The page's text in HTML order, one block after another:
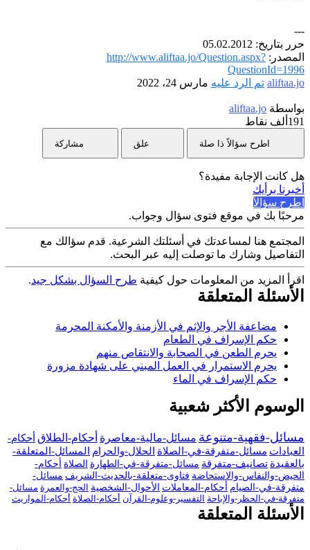
---
حرر بتاريخ: 05.02.2012
المصدر: http://www.aliftaa.jo/Question.aspx?
QuestionId=1996
aliftaa.jo تم الرد عليه مارس 24، 2022
بواسطة aliftaa.jo
191ألف
نقاط
اطرح سؤالاً ذا صلة علق مشاركة
هل كانت الإجابة مفيدة؟
أخبرنا برأيك
اطرح سؤالاً
مرحبًا بك في موقع فتوى سؤال وجواب.
المجتمع هنا لمساعدتك في أسئلتك الشرعية. قدم سؤالك مع
التفاصيل وشارك ما توصلت إليه عبر البحث.
اقرأ المزيد من المعلومات حول كيفية طرح السؤال بشكل جيد.
الأسئلة المتعلقة
مضاعفة الأجر والإثم في الأزمنة والأمكنة المحرمة
حكم الإسراف في الطعام
يحرم الطعن في الصحابة والانتقاص منهم
يحرم الاستمرار في العمل المبني على شهادة مزورة
حكم الإسراف في الماء
الوسوم الأكثر شعبية
مسائل-فقهية-متنوعة مسائل-مالية-معاصرة أحكام-الطلاق أحكام-
العبادات مسائل-متفرقة-في-الصلاة الحلال-والحرام المسائل-المتعلقة-
بالعقيدة تصانيف-متفرقة مسائل-متفرقة-في-الطهارة الصلاة أحكام-
الحيض-والنفاس-والاستحاضة فتاوى-متعلقة-بالحديث-الشريف مسائل-
متفرقة-في-الصيام أحكام-المعاملات الأحوال-الشخصية الحج-والعمرة مسائل-
متفرقة-في-الحظر-والإباحة التفسير-وعلوم-القرآن أحكام-الصلاة أحكام-المواريث
الأسئلة المتعلقة